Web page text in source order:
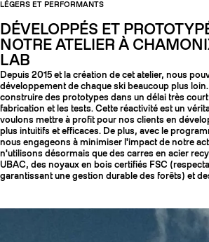
LÉGERS ET PERFORMANTS
DÉVELOPPÉS ET
NOTRE ATELIER À
LAB
Depuis 2015 et la création de cet atelier, nous
développement de chaque ski beaucoup plus
construire des prototypes dans un délai très court
fabrication et les tests. Cette réactivité est un
voulons mettre à profit pour nos clients en
plus intuitifs et efficaces. De plus, avec le
nous engageons à minimiser l'impact de notre
n'utilisons désormais que des carres en acier
UBAC, des noyaux en bois certifiés FSC
garantissant une gestion durable des forêts) et